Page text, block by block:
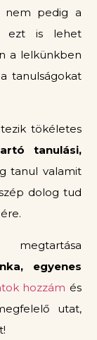
nem pedig a
ezt is lehet
a lelkünkben
tanulságokat
tökéletes
tanulási,
tanul valamit
dolog tud
egyenes
hozzám és
utat,